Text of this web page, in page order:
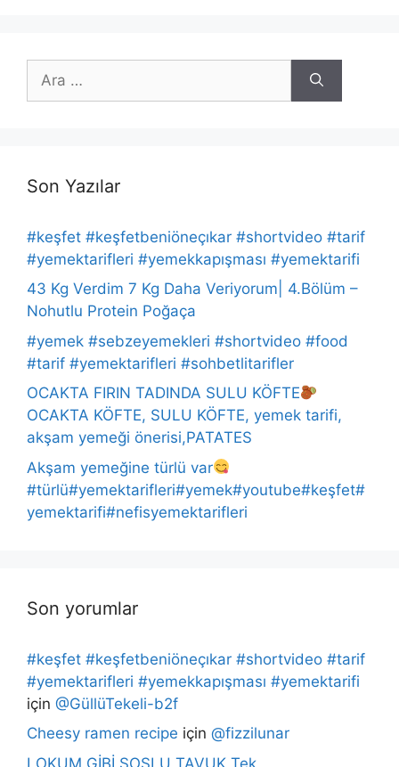
ara
Son Yazılar
#keşfet #keşfetbeniöneçıkar #shortvideo #tarif
#yemektarifleri #yemekkapışması #yemektarifi
43 Kg Verdim 7 Kg Daha Veriyorum| 4.Bölüm –
Nohutlu Protein Poğaça
#yemek #sebzeyemekleri #shortvideo #food
#tarif #yemektarifleri #sohbetlitarifler
OCAKTA FIRIN TADINDA SULU KÖFTE
OCAKTA KÖFTE, SULU KÖFTE, yemek tarifi,
akşam yemeği önerisi,PATATES
Akşam yemeğine türlü var
#türlü#yemektarifleri#yemek#youtube#keşfet#
yemektarifi#nefisyemektarifleri
Son yorumlar
#keşfet #keşfetbeniöneçıkar #shortvideo #tarif
#yemektarifleri #yemekkapışması #yemektarifi
için @GüllüTekeli-b2f
Cheesy ramen recipe için @fizzilunar
LOKUM GİBİ SOSLU TAVUK Tek